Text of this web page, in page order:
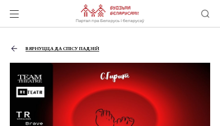
ВЯРНУЦЦА ДА СПІСУ ПАДЗЕЙ